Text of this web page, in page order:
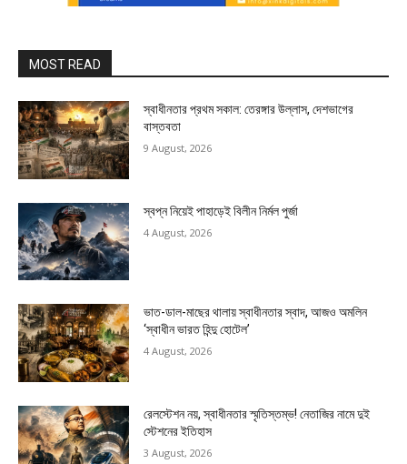
MOST READ
স্বাধীনতার প্রথম সকাল: তেরঙ্গার উল্লাস, দেশভাগের
বাস্তবতা
9 August, 2026
স্বপ্ন নিয়েই পাহাড়েই বিলীন নির্মল পুর্জা
4 August, 2026
ভাত-ডাল-মাছের থালায় স্বাধীনতার স্বাদ, আজও অমলিন
‘স্বাধীন ভারত হিন্দু হোটেল’
4 August, 2026
রেলস্টেশন নয়, স্বাধীনতার স্মৃতিস্তম্ভ! নেতাজির নামে দুই
স্টেশনের ইতিহাস
3 August, 2026